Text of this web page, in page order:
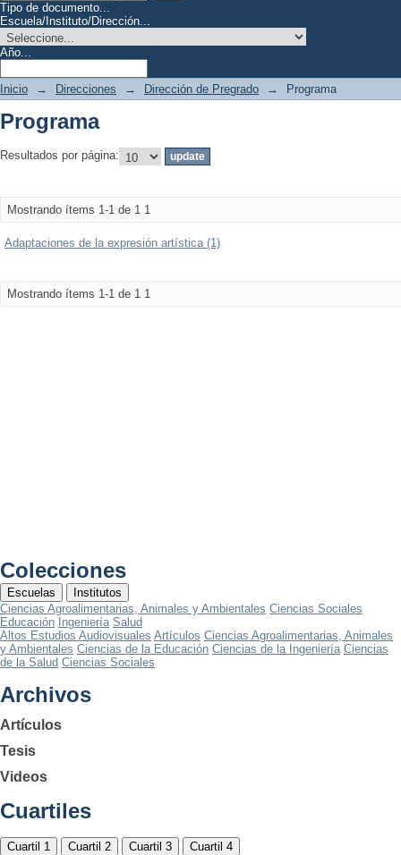
Tipo de documento...
Escuela/Instituto/Dirección...
Año...
Inicio → Direcciones → Dirección de Pregrado → Programa
Programa
Resultados por página:
Mostrando ítems 1-1 de 1 1
Adaptaciones de la expresión artística (1)
Mostrando ítems 1-1 de 1 1
Colecciones
Escuelas
Institutos
Ciencias Agroalimentarias, Animales y Ambientales Ciencias Sociales
Educación Ingeniería Salud
Altos Estudios Audiovisuales Artículos Ciencias Agroalimentarias, Animales
y Ambientales Ciencias de la Educación Ciencias de la Ingeniería Ciencias
de la Salud Ciencias Sociales
Archivos
Artículos
Tesis
Videos
Cuartiles
Cuartil 1 Cuartil 2 Cuartil 3 Cuartil 4